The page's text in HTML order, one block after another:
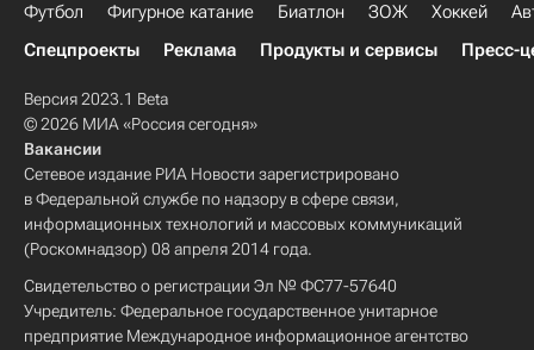
Футбол Фигурное катание Биатлон ЗОЖ Хоккей
Спецпроекты
Реклама Продукты и сервисы Пресс-
Версия 2023.1 Beta
© 2026 МИА «Россия сегодня»
Вакансии
Сетевое издание РИА Новости зарегистрировано
в Федеральной службе по надзору в сфере связи,
информационных технологий и массовых коммуникаций
(Роскомнадзор) 08 апреля 2014 года.
Свидетельство о регистрации Эл № ФС77-57640
Учредитель: Федеральное государственное унитарное
предприятие Международное информационное агентство